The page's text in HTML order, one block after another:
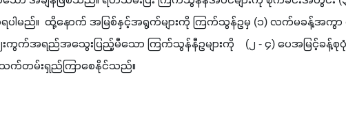
ါမည်။  ထို့နောက် အမြစ်နှင့်အရွက်များကို ကြက်သွန်ဥမှ (၁) လက်မခန့်အကွာ
ေးကွက်အရည်အသွေးပြည့်မီသော ကြက်သွန်နီဥများကို    (၂ - ၄) ပေအမြင့်ခန့်စု
သက်တမ်းရှည်ကြာစေနိုင်သည်။